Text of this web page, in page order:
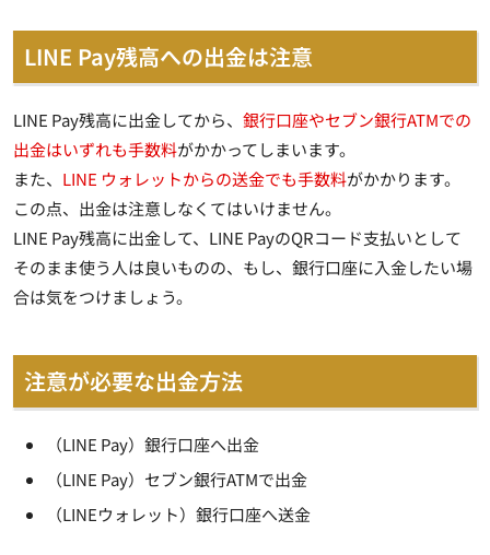
LINE Pay残高への出金は注意
LINE Pay残高に出金してから、 銀行口座やセブン銀行ATMでの
出金はいずれも手数料がかかってしまいます。
また、 LINE ウォレットからの送金でも手数料がかかります。
この点、出金は注意しなくてはいけません。
LINE Pay残高に出金して、LINE PayのQRコード支払いとして
そのまま使う人は良いものの、もし、銀行口座に入金したい場
合は気をつけましょう。
注意が必要な出金方法
（LINE Pay）銀行口座へ出金
（LINE Pay）セブン銀行ATMで出金
（LINEウォレット）銀行口座へ送金